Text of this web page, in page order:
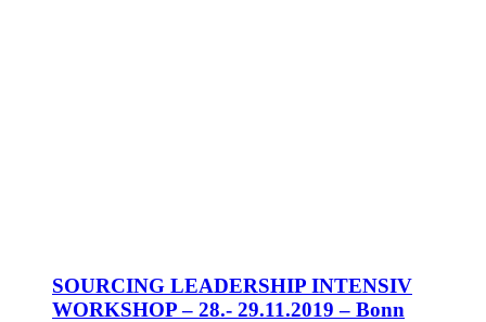
SOURCING LEADERSHIP INTENSIV
WORKSHOP – 28.- 29.11.2019 – Bonn